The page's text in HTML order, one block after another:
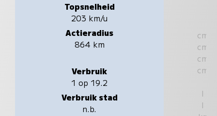
Topsnelheid
203 km/u
Actieradius
864 km
Verbruik
1 op 19.2
Verbruik stad
n.b.
cm
cm
cm
cm
l
l